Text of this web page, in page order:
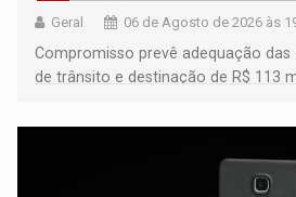
Geral 06 de Agosto de 2026 às
Compromisso prevê adequação
de trânsito e destinação de R$ 113